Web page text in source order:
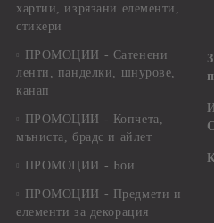
хартии, изрязани елементи,
стикери
ПРОМОЦИИ - Сатенени
ленти, панделки, шнурове,
канап
ПРОМОЦИИ - Копчета,
мъниста, брадс и айлет
ПРОМОЦИИ - Бои
ПРОМОЦИИ - Предмети и
елементи за декорация